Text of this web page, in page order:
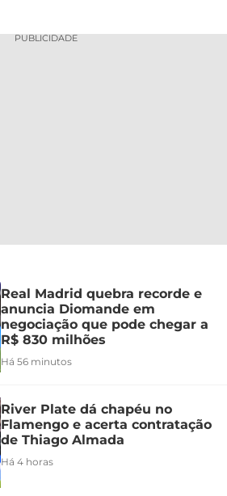
PUBLICIDADE
Real Madrid quebra recorde e
anuncia Diomande em
negociação que pode chegar a
R$ 830 milhões
Há 56 minutos
River Plate dá chapéu no
Flamengo e acerta contratação
de Thiago Almada
Há 4 horas